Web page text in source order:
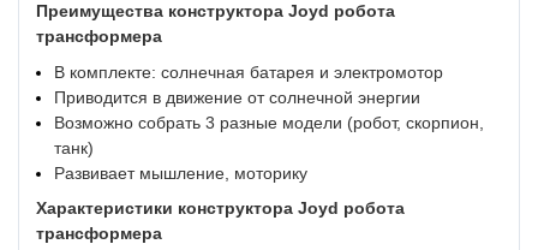
Преимущества конструктора Joyd робота
трансформера
В комплекте: солнечная батарея и электромотор
Приводится в движение от солнечной энергии
Возможно собрать 3 разные модели (робот, скорпион,
танк)
Развивает мышление, моторику
Характеристики конструктора Joyd робота
трансформера